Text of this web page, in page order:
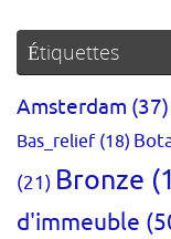
Étiquettes
Amsterdam (37)
Bas_relief(18)
(21) Bronze
d'immeuble